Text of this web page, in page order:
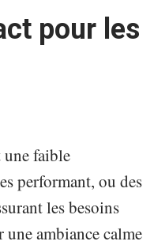
pour les
une faible
performant, ou des
les besoins
ambiance calme